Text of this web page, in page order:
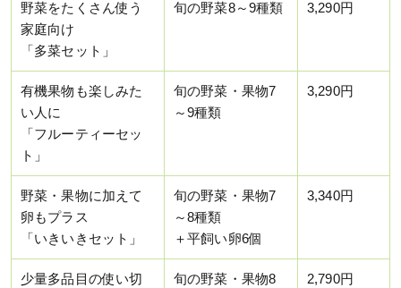
野菜をたくさん使う
家庭向け
「多菜セット」
旬の野菜8～9種類 3,290円
有機果物も楽しみた
い人に
「フルーティーセッ
ト」
旬の野菜・果物7
～9種類
3,290円
野菜・果物に加えて
卵もプラス
「いきいきセット」
旬の野菜・果物7
～8種類
＋平飼い卵6個
3,340円
少量多品目の使い切
旬の野菜・果物8
2,790円